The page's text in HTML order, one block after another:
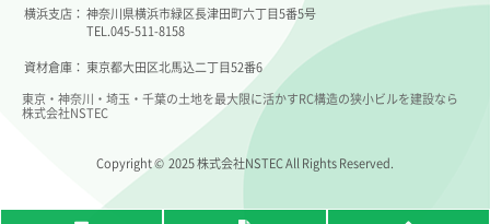
横浜支店： 神奈川県横浜市緑区長津田町六丁目5番5号
TEL.045-511-8158
資材倉庫： 東京都大田区北馬込二丁目52番6
東京・神奈川・埼玉・千葉の土地を最大限に活かすRC構造の狭小ビルを建設なら
株式会社NSTEC
Copyright © 2025 株式会社NSTEC All Rights Reserved.